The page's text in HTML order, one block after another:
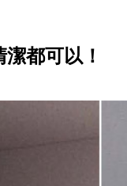
都可以！